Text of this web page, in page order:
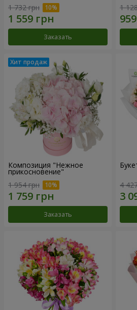
1 732 грн
Заказать
1
Композиция "Нежное
прикосновение"
1 954 грн
Заказать
4